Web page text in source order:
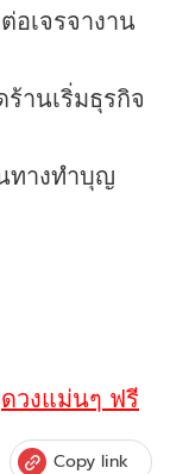
อเจรจางาน
านเริ่มธุรกิจ
นทางทำบุญ
วงแม่นๆ ฟรี
Copy link